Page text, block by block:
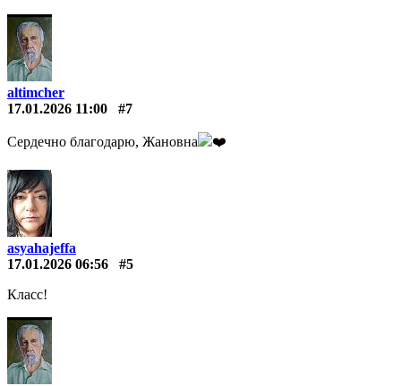
altimcher
17.01.2026 11:00
#7
Сердечно благодарю, Жановна ❤️️
asyahajeffa
17.01.2026 06:56
#5
Класс!